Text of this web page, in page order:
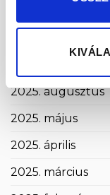
2025. augusztus
2025. május
2025. április
2025. március